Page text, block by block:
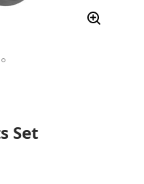
Set